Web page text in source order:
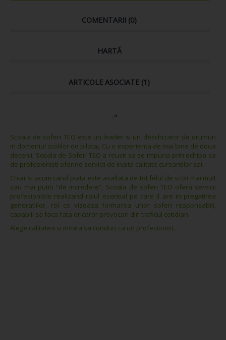
COMENTARII (0)
HARTĂ
ARTICOLE ASOCIATE (1)
Scoala de soferi TEO este un leader si un deschizator de drumuri
in domeniul scolilor de pilotaj. Cu o experienta de mai bine de doua
decenii, Scoala de Soferi TEO a reusit sa se impuna prin echipa sa
de profesionisti oferind servicii de inalta calitate cursantilor sai.
Chiar si acum cand piata este asaltata de tot felul de scoli mai mult
sau mai putin “de incredere”, Scoala de soferi TEO ofera servicii
profesioniste realizand rolul esential pe care il are in pregatirea
generatiilor, rol ce vizeaza formarea unor soferi responsabili,
capabili sa faca fata oricaror provocari din traficul cotidian.
Alege calitatea si invata sa conduci ca un profesionist.